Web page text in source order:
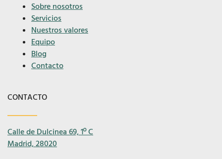
Sobre nosotros
Servicios
Nuestros valores
Equipo
Blog
Contacto
CONTACTO
Calle de Dulcinea 69, 1º C
Madrid, 28020